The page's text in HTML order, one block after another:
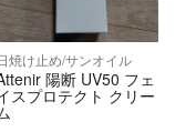
焼け止め/サンオイル
陽断 UV50 フェ
スプロテクト クリー